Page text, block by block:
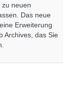
zu neuen
Das neue
Erweiterung
Archives, das Sie